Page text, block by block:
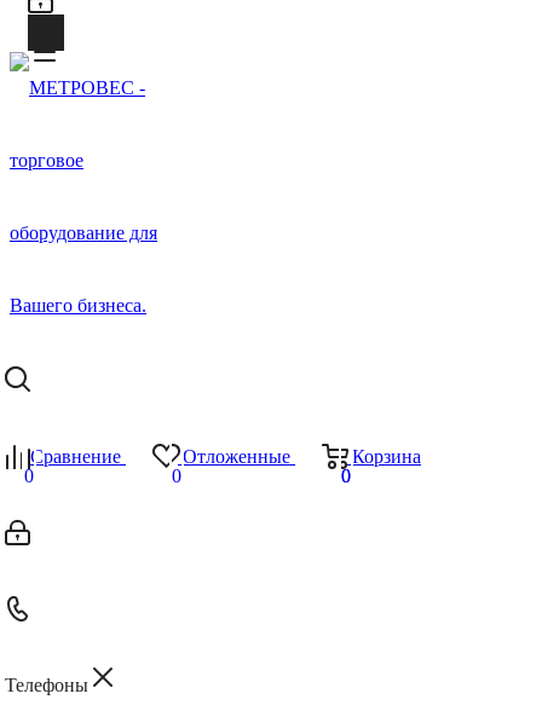
Сравнение
0
Отложенные
0
Корзина
0
0
Телефоны